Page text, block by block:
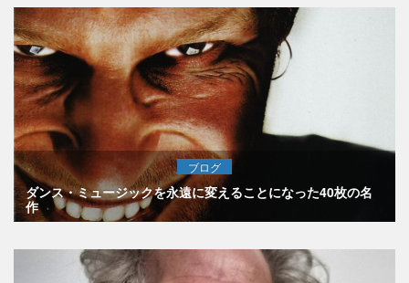
ブログ
ダンス・ミュージックを永遠に変えることになった40枚の名
作